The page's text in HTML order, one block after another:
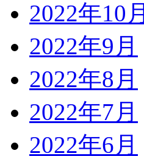
2022年10月
2022年9月
2022年8月
2022年7月
2022年6月